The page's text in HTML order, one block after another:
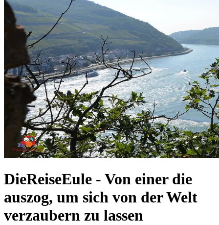
DieReiseEule - Von einer die
auszog, um sich von der Welt
verzaubern zu lassen